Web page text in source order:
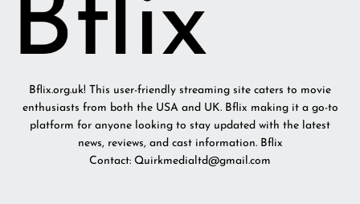
Bflix.org.uk! This user-friendly streaming site caters to movie
enthusiasts from both the USA and UK. Bflix making it a go-to
platform for anyone looking to stay updated with the latest
news, reviews, and cast information. Bflix
Contact: Quirkmedialtd@gmail.com